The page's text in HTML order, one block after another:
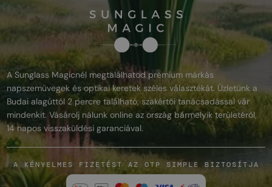
A Sunglass Magicnél megtalálhatod prémium márkás
napszemüvegek és optikai keretek széles választékát. Üzletünk a
Budai alagúttól 2 percre található, szakértői tanácsadással vár
mindenkit. Vásárolj nálunk online az ország bármelyik területéről,
14 napos visszaküldési garanciával.
A KÉNYELMES FIZETÉST AZ OTP SIMPLE BIZTOSÍTJA